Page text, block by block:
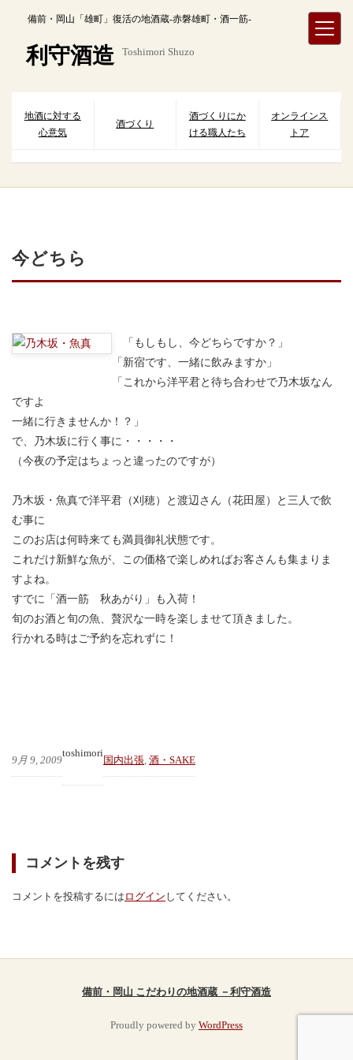
備前・岡山「雄町」復活の地酒蔵-赤磐雄町・酒一筋-
利守酒造 Toshimori Shuzo
地酒に対する
心意気
酒づくり
酒づくりにか
ける職人たち
オンラインス
トア
今どちら
「もしもし、今どちらですか？」
「新宿です、一緒に飲みますか」
「これから洋平君と待ち合わせで乃木坂なん
ですよ
一緒に行きませんか！？」
で、乃木坂に行く事に・・・・・
（今夜の予定はちょっと違ったのですが）
乃木坂・魚真で洋平君（刈穂）と渡辺さん（花田屋）と三人で飲
む事に
このお店は何時来ても満員御礼状態です。
これだけ新鮮な魚が、この価格で楽しめればお客さんも集まりま
すよね。
すでに「酒一筋 秋あがり」も入荷！
旬のお酒と旬の魚、贅沢な一時を楽しませて頂きました。
行かれる時はご予約を忘れずに！
9月 9, 2009
toshimori
国内出張 酒・SAKE
コメントを残す
コメントを投稿するには ログイン してください。
備前・岡山 こだわりの地酒蔵 －利守酒造
Proudly powered by WordPress